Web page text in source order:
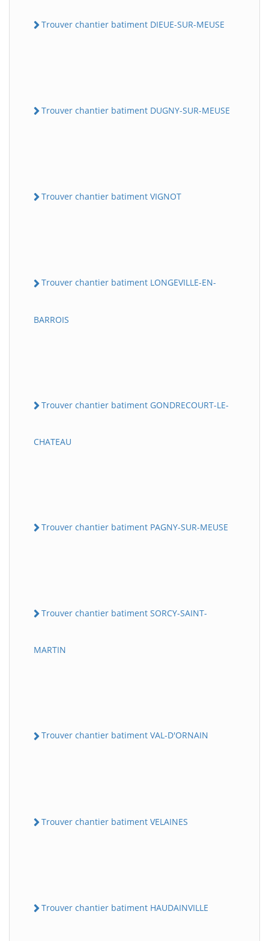
Trouver chantier batiment DIEUE-SUR-MEUSE
Trouver chantier batiment DUGNY-SUR-MEUSE
Trouver chantier batiment VIGNOT
Trouver chantier batiment LONGEVILLE-EN-
BARROIS
Trouver chantier batiment GONDRECOURT-LE-
CHATEAU
Trouver chantier batiment PAGNY-SUR-MEUSE
Trouver chantier batiment SORCY-SAINT-
MARTIN
Trouver chantier batiment VAL-D'ORNAIN
Trouver chantier batiment VELAINES
Trouver chantier batiment HAUDAINVILLE